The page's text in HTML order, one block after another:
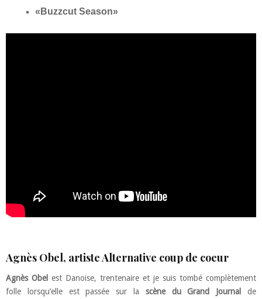
«Buzzcut Season»
Agnès Obel, artiste Alternative coup de coeur
Agnès Obel est Danoise, trentenaire et je suis tombé complètement
folle lorsqu’elle est passée sur la scène du Grand Journal de